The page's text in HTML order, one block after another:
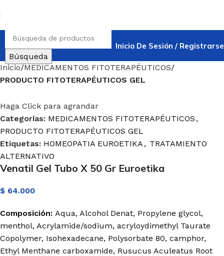
Búsqueda
Inicio De Sesión / Registrarse
Inicio MEDICAMENTOS FITOTERAPÉUTICOS
PRODUCTO FITOTERAPÉUTICOS GEL
Haga Click para agrandar
Categorías: MEDICAMENTOS FITOTERAPÉUTICOS ,
PRODUCTO FITOTERAPÉUTICOS GEL
Etiquetas: HOMEOPATIA EUROETIKA , TRATAMIENTO
ALTERNATIVO
Venatil Gel Tubo X 50 Gr Euroetika
$ 64.000
Composición: Aqua, Alcohol Denat, Propylene glycol,
menthol, Acrylamide/sodium, acryloydimethyl Taurate
Copolymer, Isohexadecane, Polysorbate 80, camphor,
Ethyl Menthane carboxamide, Rusucus Aculeatus Root